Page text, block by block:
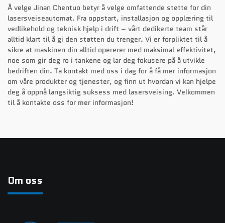
Å velge Jinan Chentuo betyr å velge omfattende støtte for din
lasersveiseautomat. Fra oppstart, installasjon og opplæring til
vedlikehold og teknisk hjelp i drift – vårt dedikerte team står
alltid klart til å gi den støtten du trenger. Vi er forpliktet til å
sikre at maskinen din alltid opererer med maksimal effektivitet,
noe som gir deg ro i tankene og lar deg fokusere på å utvikle
bedriften din. Ta kontakt med oss i dag for å få mer informasjon
om våre produkter og tjenester, og finn ut hvordan vi kan hjelpe
deg å oppnå langsiktig suksess med lasersveising. Velkommen
til å kontakte oss for mer informasjon!
Om oss